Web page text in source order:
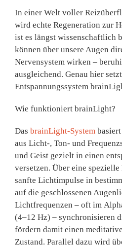
In einer Welt voller
wird echte Regeneration zur
ist es längst wissenschaftlich
können über unsere Augen
Nervensystem wirken –
ausgleichend. Genau hier
Entspannungssystem
Wie funktioniert brainLight?
Das brainLight-System
aus Licht-, Ton- und
und Geist gezielt in einen
versetzen. Über eine spezielle
sanfte Lichtimpulse in
auf die geschlossenen
Lichtfrequenzen – oft im
(4–12 Hz) – synchronisieren
fördern damit einen
Zustand. Parallel dazu wird